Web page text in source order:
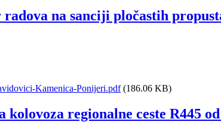
na sanciji pločastih
Kamenica-Ponijeri.pdf(186.06 KB)
regionalne ceste R445